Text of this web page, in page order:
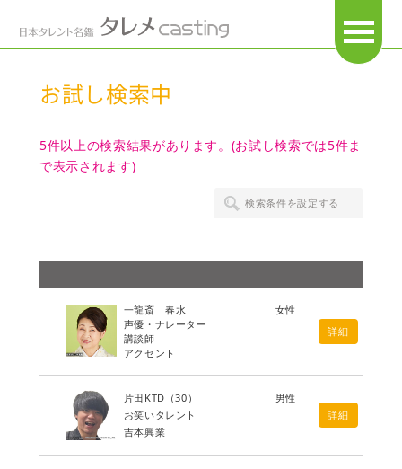
お試し検索中
5件以上の検索結果があります。(お試し検索では5件ま
で表示されます)
検索条件を設定する
一龍斎 春水
女性
声優・ナレーター
講談師
アクセント
詳細
片田KTD （30）
男性
お笑いタレント
吉本興業
詳細